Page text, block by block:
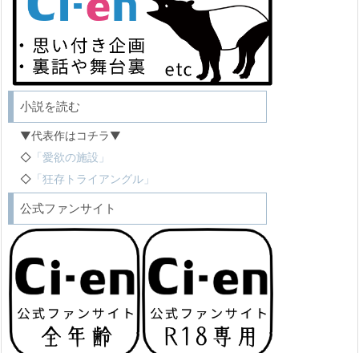
小説を読む
▼代表作はコチラ▼
◇ 「愛欲の施設」
◇ 「狂存トライアングル」
公式ファンサイト